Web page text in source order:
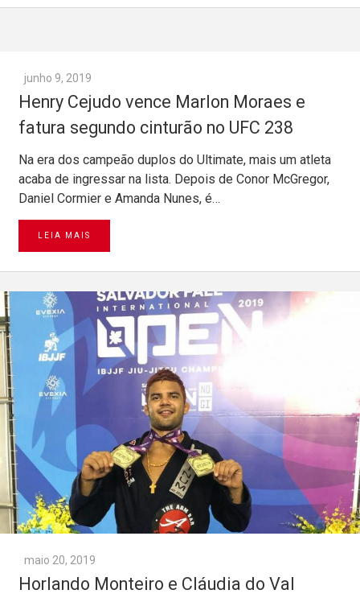
junho 9, 2019
Henry Cejudo vence Marlon Moraes e
fatura segundo cinturão no UFC 238
Na era dos campeão duplos do Ultimate, mais um atleta
acaba de ingressar na lista. Depois de Conor McGregor,
Daniel Cormier e Amanda Nunes, é…
LEIA MAIS
maio 20, 2019
Horlando Monteiro e Cláudia do Val